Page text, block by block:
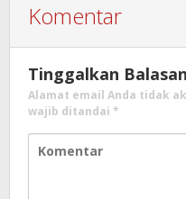
Komentar
Tinggalkan Balasan
Alamat email Anda tidak
wajib ditandai *